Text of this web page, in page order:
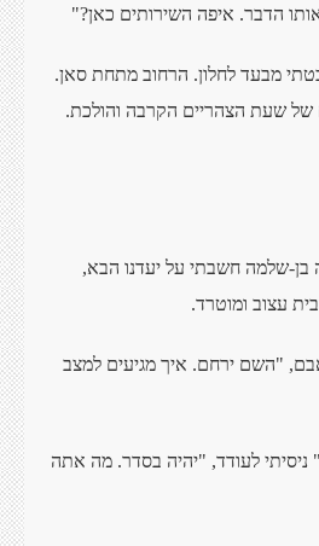
הדבר. איפה השירותים כאן?"
מבעד לחלון. הרחוב מתחת סאן.
של שעת הצהריים הקרבה והולכת.
שלמה חשבתי על יעדנו הבא,
עצוב ומוטרד.
"השם ירחם. איך מגיעים למצב
לעודד, "יהיה בסדר. מה אתה